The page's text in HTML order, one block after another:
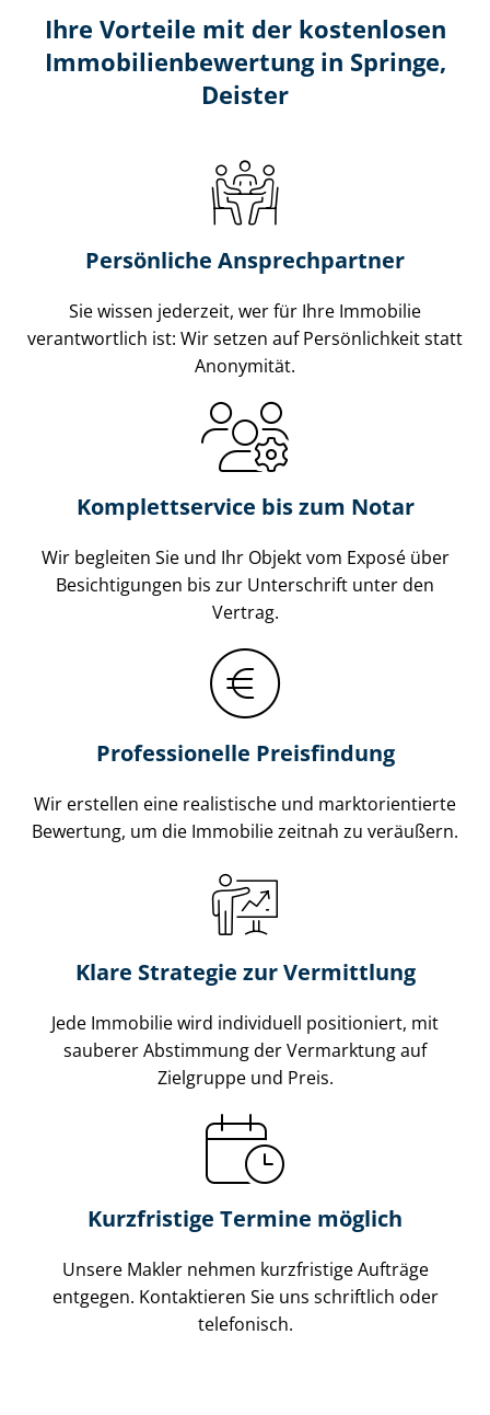
Ihre Vorteile mit der kostenlosen
Im­mo­bi­li­en­be­wer­tung in Springe,
Deister
Persönliche Ansprechpartner
Sie wissen jederzeit, wer für Ihre Immobilie
verantwortlich ist: Wir setzen auf Persönlichkeit statt
Anonymität.
Komplettservice bis zum Notar
Wir begleiten Sie und Ihr Objekt vom Exposé über
Besichtigungen bis zur Unterschrift unter den
Vertrag.
Professionelle Preisfindung
Wir erstellen eine realistische und markt­ori­en­tier­te
Bewertung, um die Immobilie zeitnah zu veräußern.
Klare Strategie zur Vermittlung
Jede Immobilie wird individuell positioniert, mit
sauberer Abstimmung der Vermarktung auf
Zielgruppe und Preis.
Kurzfristige Termine möglich
Unsere Makler nehmen kurzfristige Aufträge
entgegen. Kontaktieren Sie uns schriftlich oder
telefonisch.